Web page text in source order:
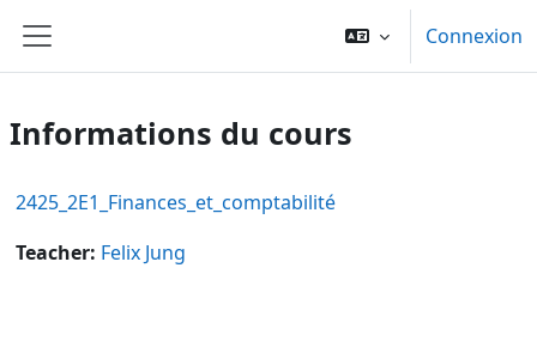
Panneau latéral
Connexion
Informations du cours
2425_2E1_Finances_et_comptabilité
Teacher: Felix Jung